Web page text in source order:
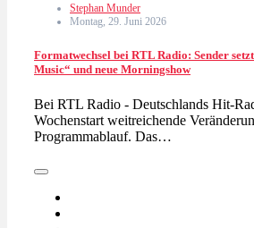
Stephan Munder
Montag, 29. Juni 2026
Formatwechsel bei RTL Radio: Sender
Music“ und neue Morningshow
Bei RTL Radio - Deutschlands Hit-
Wochenstart weitreichende
Programmablauf. Das…